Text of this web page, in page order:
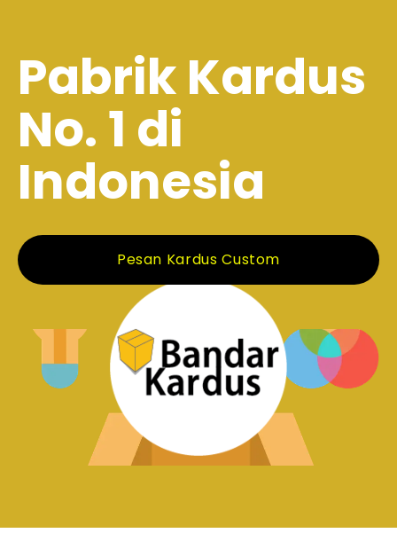
Pabrik Kardus
No. 1 di
Indonesia
Pesan Kardus Custom